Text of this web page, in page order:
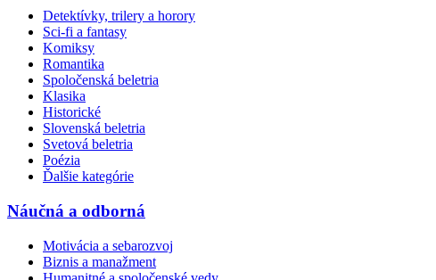
Detektívky, trilery a horory
Sci-fi a fantasy
Komiksy
Romantika
Spoločenská beletria
Klasika
Historické
Slovenská beletria
Svetová beletria
Poézia
Ďalšie kategórie
Náučná a odborná
Motivácia a sebarozvoj
Biznis a manažment